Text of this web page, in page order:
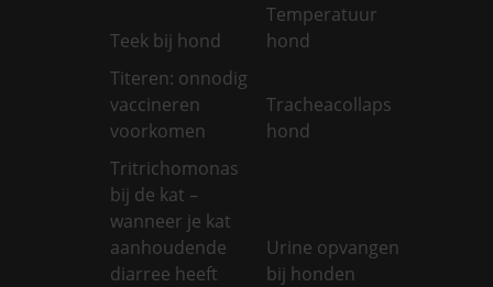
Teek bij hond
Temperatuur
hond
Titeren: onnodig
vaccineren
voorkomen
Tracheacollaps
hond
Tritrichomonas
bij de kat –
wanneer je kat
aanhoudende
diarree heeft
Urine opvangen
bij honden